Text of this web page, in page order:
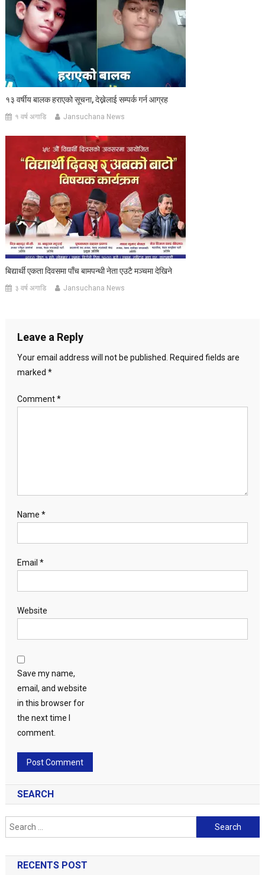
१३ वर्षीय बालक हराएको सूचना, देख्नेलाई सम्पर्क गर्न आग्रह
१ वर्ष अगाडि Jansuchana News
बिद्यार्थी एकता दिवसमा पाँच बामपन्थी नेता एउटै मञ्चमा देखिने
३ वर्ष अगाडि Jansuchana News
Leave a Reply
Your email address will not be published.
Required fields are
marked *
Comment*
Name *
Email *
Website
Save my name,
email, and website
in this browser for
the next time I
comment.
SEARCH
Search
for:
RECENTS POST